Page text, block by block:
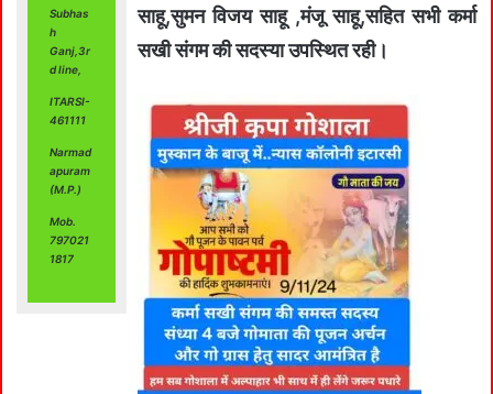
Subhas
h
Ganj,3r
d line,
ITARSI-
461111
Narmad
apuram
(M.P.)
Mob.
797021
1817
साहू,सुमन विजय साहू ,मंजू साहू,सहित सभी कर्मा
सखी संगम की सदस्या उपस्थित रही।